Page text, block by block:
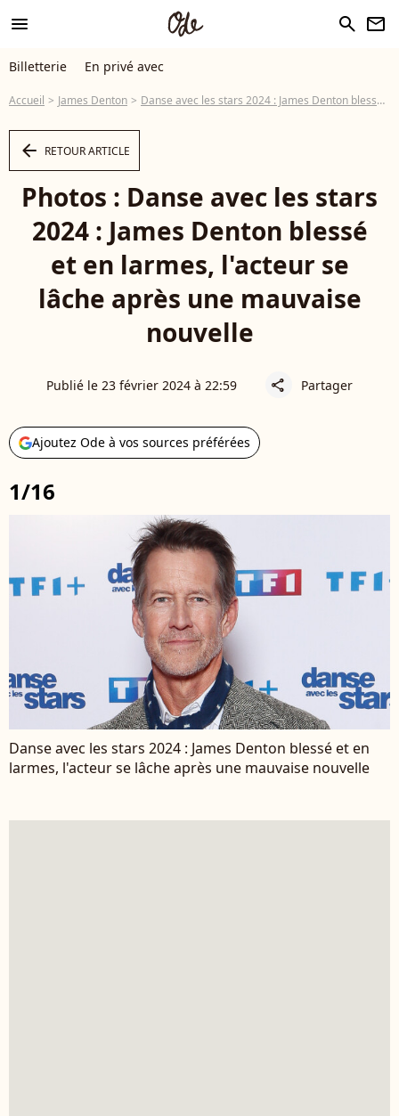
menu search newsletter
Billetterie En privé avec
Accueil James Denton Danse avec les stars 2024 : James Denton blessé et en larmes, l'acteur se lâche après une mauvaise nouvelle
arrow_left RETOUR ARTICLE
Photos : Danse avec les stars
2024 : James Denton blessé
et en larmes, l'acteur se
lâche après une mauvaise
nouvelle
Publié le 23 février 2024 à 22:59 share Partager
Ajoutez Ode à vos sources préférées
1/16
Danse avec les stars 2024 : James Denton blessé et en
larmes, l'acteur se lâche après une mauvaise nouvelle